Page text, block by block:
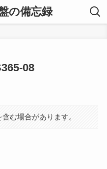
の備忘録
08
む場合があります。